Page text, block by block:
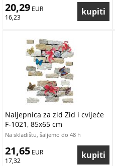
20,29 EUR
16,23
Naljepnica za zid Zid i cvijeće
F-1021, 85x65 cm
Na skladištu, šaljemo do 48 h
21,65 EUR
17,32